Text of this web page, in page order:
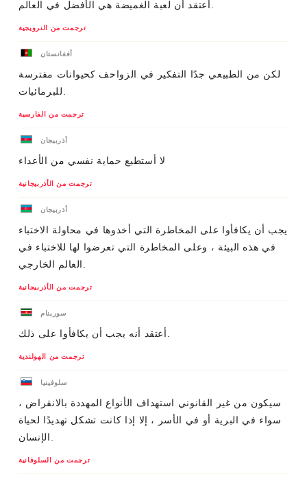
ترجمت من النرويجية
أفغانستان
لكن من الطبيعي جدًا التفكير في الزواحف كحيوانات مفترسة
ترجمت من الفارسية
أذربيجان
لا أستطيع حماية نفسي من الأعداء
ترجمت من الأذربيجانية
أذربيجان
يجب أن يكافأوا على المخاطرة التي أخذوها في محاولة الاختباء
في هذه البيئة ، وعلى المخاطرة التي تعرضوا لها للاختباء في
ترجمت من الأذربيجانية
سورينام
ترجمت من الهولندية
سلوفينيا
سيكون من غير القانوني استهداف الأنواع المهددة بالانقراض ،
سواء في البرية أو في الأسر ، إلا إذا كانت تشكل تهديدًا لحياة
ترجمت من السلوفانية